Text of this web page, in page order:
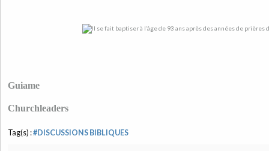
Guiame
Churchleaders
Tag(s) :#DISCUSSIONS BIBLIQUES